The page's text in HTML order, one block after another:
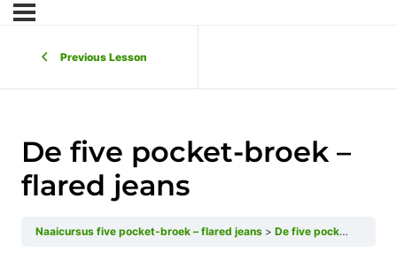
Previous Lesson
De five pocket-broek –
flared jeans
Naaicursus five pocket-broek – flared jeans De five pocket-broek – flared jeans